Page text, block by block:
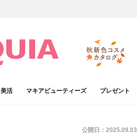
美活 マキアビューティーズ プレゼント
公開日： 2025.09.03